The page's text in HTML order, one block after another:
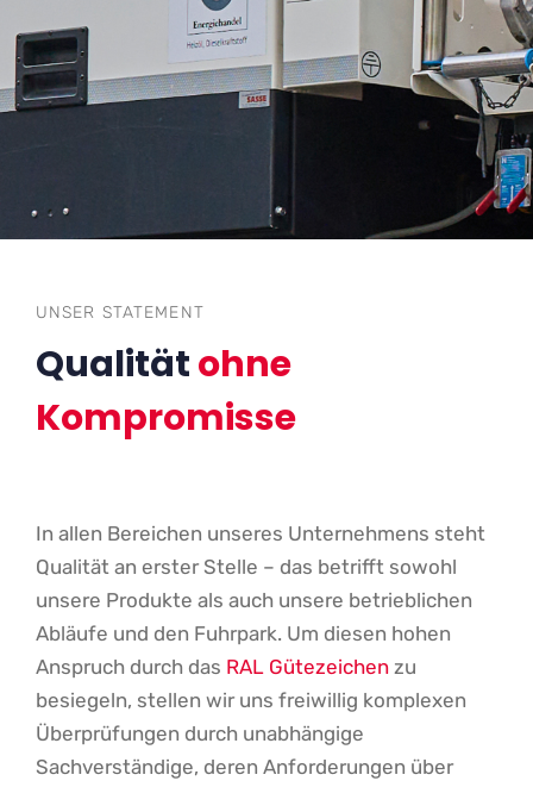
UNSER STATEMENT
Qualitätohne
Kompromisse
In allen Bereichen unseres Unternehmens steht
Qualität an erster Stelle – das betrifft sowohl
unsere Produkte als auch unsere betrieblichen
Abläufe und den Fuhrpark. Um diesen hohen
Anspruch durch das RAL Gütezeichen zu
besiegeln, stellen wir uns freiwillig komplexen
Überprüfungen durch unabhängige
Sachverständige, deren Anforderungen über